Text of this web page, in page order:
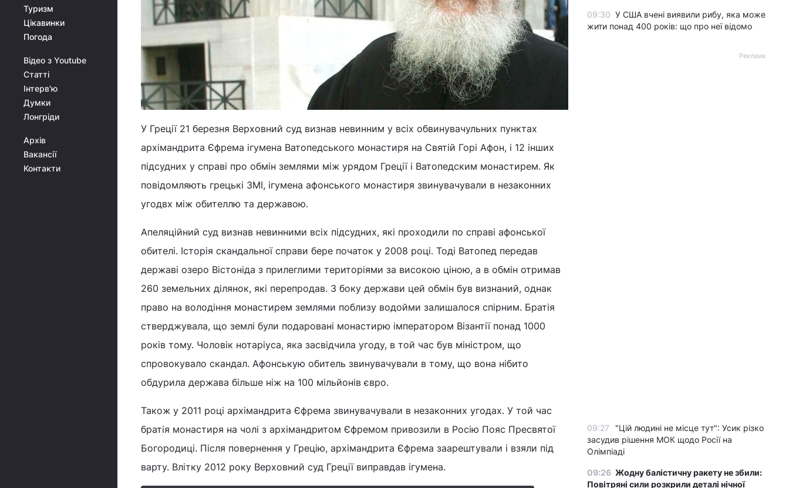
Туризм
Цікавинки
Погода
Відео з Youtube
Статті
Інтерв'ю
Думки
Лонгріди
Архів
Вакансії
Контакти
У Греції 21 березня Верховний суд визнав невинним у всіх обвинувачульних пунктах
архімандрита Єфрема ігумена Ватопедського монастиря на Святій Горі Афон, і 12 інших
підсудних у справі про обмін землями між урядом Греції і Ватопедским монастирем. Як
повідомляють грецькі ЗМІ, ігумена афонського монастиря звинувачували в незаконних
угодвх між обителлю та державою.
Апеляційний суд визнав невинними всіх підсудних, які проходили по справі афонської
обителі. Історія скандальної справи бере початок у 2008 році. Тоді Ватопед передав
державі озеро Вістоніда з прилеглими територіями за високою ціною, а в обмін отримав
260 земельних ділянок, які перепродав. З боку держави цей обмін був визнаний, однак
право на володіння монастирем землями поблизу водойми залишалося спірним. Братія
стверджувала, що землі були подаровані монастирю імператором Візантії понад 1000
років тому. Чоловік нотаріуса, яка засвідчила угоду, в той час був міністром, що
спровокувало скандал. Афонськую обитель звинувачували в тому, що вона нібито
обдурила держава більше ніж на 100 мільйонів євро.
Також у 2011 році архімандрита Єфрема звинувачували в незаконних угодах. У той час
братія монастиря на чолі з архімандритом Єфремом привозили в Росію Пояс Пресвятої
Богородиці. Після повернення у Грецію, архімандрита Єфрема заарештували і взяли під
варту. Влітку 2012 року Верховний суд Греції виправдав ігумена.
09:30 У США вчені виявили рибу, яка може
жити понад 400 років: що про неї відомо
Реклама
09:27
"Цій людині не місце тут": Усик різко
засудив рішення МОК щодо Росії на
Олімпіаді
09:26 Жодну балістичну ракету не збили:
Повітряні сили розкрили деталі нічної